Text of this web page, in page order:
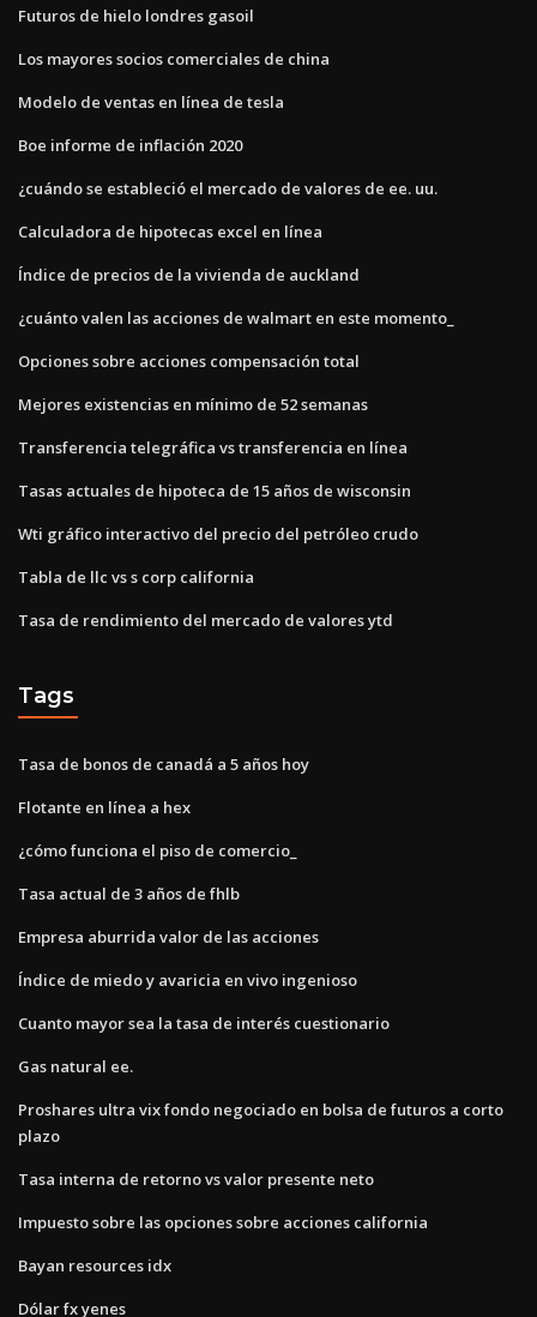
Futuros de hielo londres gasoil
Los mayores socios comerciales de china
Modelo de ventas en línea de tesla
Boe informe de inflación 2020
¿cuándo se estableció el mercado de valores de ee. uu.
Calculadora de hipotecas excel en línea
Índice de precios de la vivienda de auckland
¿cuánto valen las acciones de walmart en este momento_
Opciones sobre acciones compensación total
Mejores existencias en mínimo de 52 semanas
Transferencia telegráfica vs transferencia en línea
Tasas actuales de hipoteca de 15 años de wisconsin
Wti gráfico interactivo del precio del petróleo crudo
Tabla de llc vs s corp california
Tasa de rendimiento del mercado de valores ytd
Tags
Tasa de bonos de canadá a 5 años hoy
Flotante en línea a hex
¿cómo funciona el piso de comercio_
Tasa actual de 3 años de fhlb
Empresa aburrida valor de las acciones
Índice de miedo y avaricia en vivo ingenioso
Cuanto mayor sea la tasa de interés cuestionario
Gas natural ee.
Proshares ultra vix fondo negociado en bolsa de futuros a corto
plazo
Tasa interna de retorno vs valor presente neto
Impuesto sobre las opciones sobre acciones california
Bayan resources idx
Dólar fx yenes